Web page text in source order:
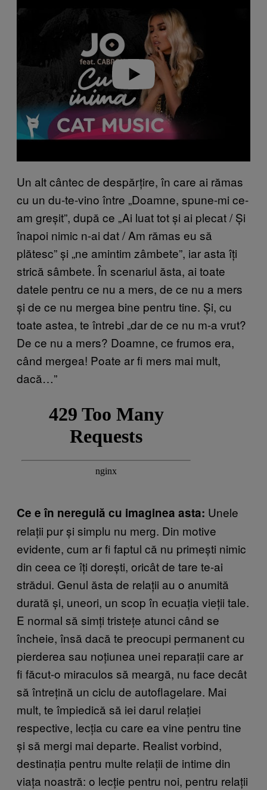
a
y
Un alt cântec de despărțire, în care ai rămas
cu un du-te-vino între „Doamne, spune-mi ce-
am greșit”, după ce „Ai luat tot și ai plecat / Și
înapoi nimic n-ai dat / Am rămas eu să
plătesc” și „ne amintim zâmbete”, iar asta îți
strică sâmbete. În scenariul ăsta, ai toate
datele pentru ce nu a mers, de ce nu a mers
și de ce nu mergea bine pentru tine. Și, cu
toate astea, te întrebi „dar de ce nu m-a vrut?
De ce nu a mers? Doamne, ce frumos era,
când mergea! Poate ar fi mers mai mult,
dacă…”
Ce e în neregulă cu imaginea asta: Unele
relații pur și simplu nu merg. Din motive
evidente, cum ar fi faptul că nu primești nimic
din ceea ce îți dorești, oricât de tare te-ai
strădui. Genul ăsta de relații au o anumită
durată și, uneori, un scop în ecuația vieții tale.
E normal să simți tristețe atunci când se
încheie, însă dacă te preocupi permanent cu
pierderea sau noțiunea unei reparații care ar
fi făcut-o miraculos să meargă, nu face decât
să întrețină un ciclu de autoflagelare. Mai
mult, te împiedică să iei darul relației
respective, lecția cu care ea vine pentru tine
și să mergi mai departe. Realist vorbind,
destinația pentru multe relații de intime din
viața noastră: o lecție pentru noi, pentru relații